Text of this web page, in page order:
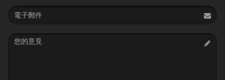
Email
address
Message